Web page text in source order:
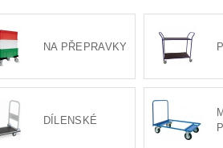
NA PŘEPRAVKY
DÍLENSKÉ